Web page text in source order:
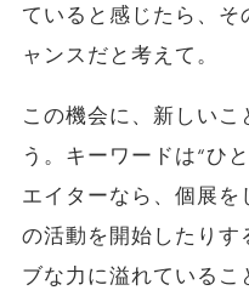
ていると感じたら、
ャンスだと考えて。
この機会に、新しいこ
う。キーワードは“ひ
エイターなら、個展を
の活動を開始したりす
ブな力に溢れているこ